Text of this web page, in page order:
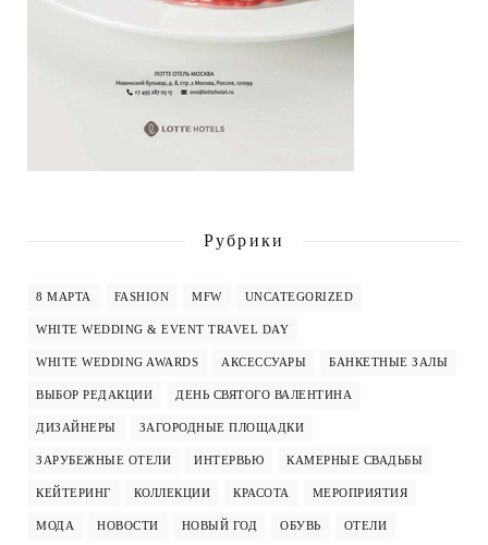
Рубрики
8 МАРТА FASHION MFW UNCATEGORIZED
WHITE WEDDING & EVENT TRAVEL DAY
WHITE WEDDING AWARDS АКСЕССУАРЫ БАНКЕТНЫЕ ЗАЛЫ
ВЫБОР РЕДАКЦИИ ДЕНЬ СВЯТОГО ВАЛЕНТИНА
ДИЗАЙНЕРЫ ЗАГОРОДНЫЕ ПЛОЩАДКИ
ЗАРУБЕЖНЫЕ ОТЕЛИ ИНТЕРВЬЮ КАМЕРНЫЕ СВАДЬБЫ
КЕЙТЕРИНГ КОЛЛЕКЦИИ КРАСОТА МЕРОПРИЯТИЯ
МОДА НОВОСТИ НОВЫЙ ГОД ОБУВЬ ОТЕЛИ